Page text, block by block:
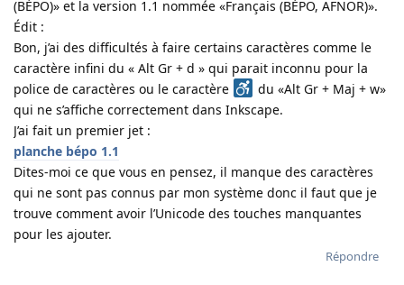
(BÉPO)» et la version 1.1 nommée «Français (BÉPO, AFNOR)».
Édit :
Bon, j’ai des difficultés à faire certains caractères comme le
caractère infini du « Alt Gr + d » qui parait inconnu pour la
police de caractères ou le caractère
du «Alt Gr + Maj + w»
qui ne s’affiche correctement dans Inkscape.
J’ai fait un premier jet :
planche bépo 1.1
Dites-moi ce que vous en pensez, il manque des caractères
qui ne sont pas connus par mon système donc il faut que je
trouve comment avoir l’Unicode des touches manquantes
pour les ajouter.
Répondre